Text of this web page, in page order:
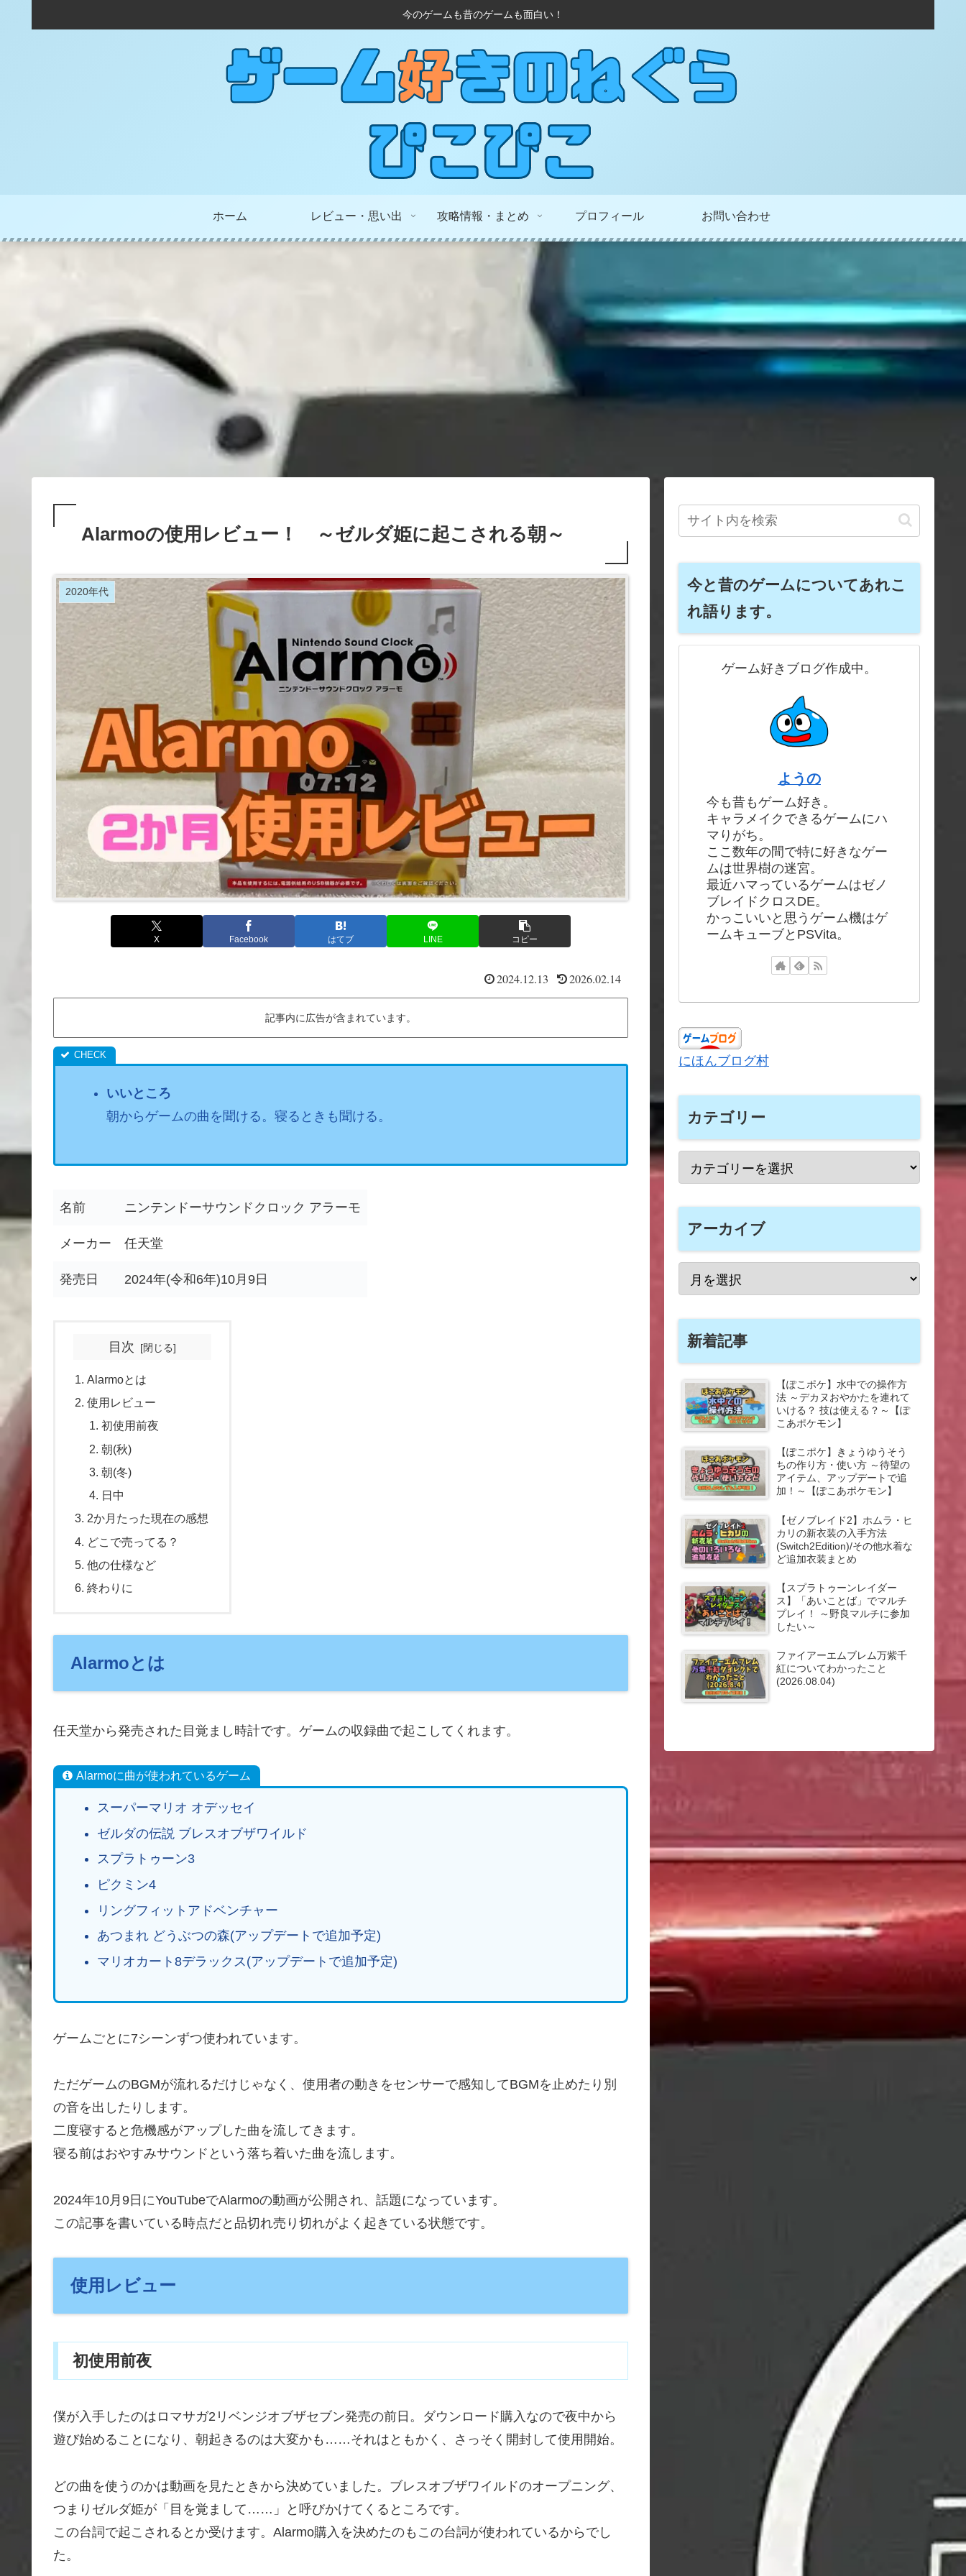
今のゲームも昔のゲームも面白い！
ホーム レビュー・思い出 攻略情報・まとめ プロフィール お問い合わせ
Alarmoの使用レビュー！ ～ゼルダ姫に起こされる朝～
2020年代
X Facebook はてブ LINE コピー
2024.12.13 2026.02.14
記事内に広告が含まれています。
いいところ
朝からゲームの曲を聞ける。寝るときも聞ける。
名前 ニンテンドーサウンドクロック アラーモ
メーカー 任天堂
発売日 2024年(令和6年)10月9日
目次
Alarmoとは
使用レビュー
初使用前夜
朝(秋)
朝(冬)
日中
2か月たった現在の感想
どこで売ってる？
他の仕様など
終わりに
Alarmoとは
任天堂から発売された目覚まし時計です。ゲームの収録曲で起こしてくれます。
Alarmoに曲が使われているゲーム
スーパーマリオ オデッセイ
ゼルダの伝説 ブレスオブザワイルド
スプラトゥーン3
ピクミン4
リングフィットアドベンチャー
あつまれ どうぶつの森(アップデートで追加予定)
マリオカート8デラックス(アップデートで追加予定)
ゲームごとに7シーンずつ使われています。
ただゲームのBGMが流れるだけじゃなく、使用者の動きをセンサーで感知してBGMを止めたり別
の音を出したりします。
二度寝すると危機感がアップした曲を流してきます。
寝る前はおやすみサウンドという落ち着いた曲を流します。
2024年10月9日にYouTubeでAlarmoの動画が公開され、話題になっています。
この記事を書いている時点だと品切れ売り切れがよく起きている状態です。
使用レビュー
初使用前夜
僕が入手したのはロマサガ2リベンジオブザセブン発売の前日。ダウンロード購入なので夜中から
遊び始めることになり、朝起きるのは大変かも……それはともかく、さっそく開封して使用開始。
どの曲を使うのかは動画を見たときから決めていました。ブレスオブザワイルドのオープニング、
つまりゼルダ姫が「目を覚まして……」と呼びかけてくるところです。
この台詞で起こされるとか受けます。Alarmo購入を決めたのもこの台詞が使われているからでし
た。
今と昔のゲームについてあれこ
れ語ります。
ゲーム好きブログ作成中。
ようの
今も昔もゲーム好き。
キャラメイクできるゲームにハ
マりがち。
ここ数年の間で特に好きなゲー
ムは世界樹の迷宮。
最近ハマっているゲームはゼノ
ブレイドクロスDE。
かっこいいと思うゲーム機はゲ
ームキューブとPSVita。
にほんブログ村
カテゴリー
アーカイブ
新着記事
【ぽこポケ】水中での操作方
法 ～デカヌおやかたを連れて
いける？ 技は使える？～【ぽ
こあポケモン】
【ぽこポケ】きょうゆうそう
ちの作り方・使い方 ～待望の
アイテム、アップデートで追
加！～【ぽこあポケモン】
【ゼノブレイド2】ホムラ・ヒ
カリの新衣装の入手方法
(Switch2Edition)/その他水着な
ど追加衣装まとめ
【スプラトゥーンレイダー
ス】「あいことば」でマルチ
プレイ！ ～野良マルチに参加
したい～
ファイアーエムブレム万紫千
紅についてわかったこと
(2026.08.04)